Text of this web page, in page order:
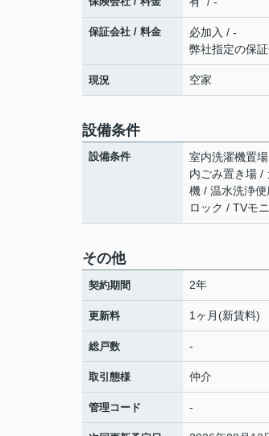
保証会社 / 料金
必加入 / -
弊社指定の保
現況 空家
設備条件
設備条件
室内洗濯機置
内ごみ置き場 /
機 / 温水洗浄
ロック / TVモ
その他
契約期間 2年
更新料 1ヶ月(新賃料)
総戸数 -
取引態様 仲介
管理コード -